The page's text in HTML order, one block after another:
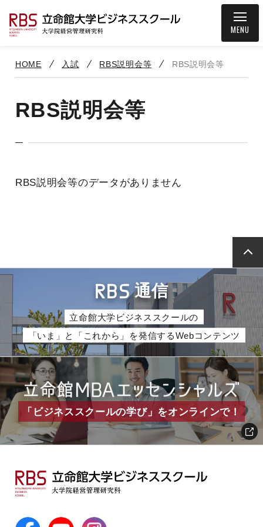
MENU
HOME 入試 RBS説明会等 RBS説明会等
RBS説明会等
RBS説明会等のデータがありません
RBS通信
立命館大学ビジネススクールの
「いま」と「これから」を発信するWebコンテンツ
「ビジネススクールの学び」をオンラインで！